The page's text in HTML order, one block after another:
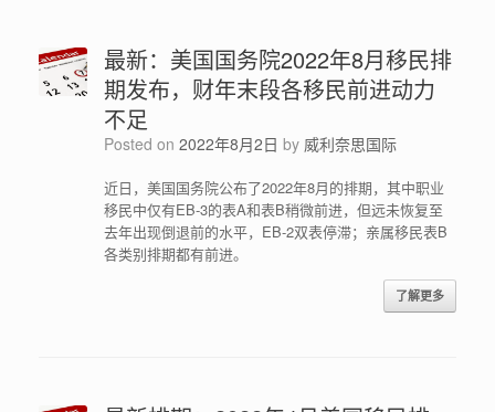
最新：美国国务院2022年8月移民排
期发布，财年末段各移民前进动力
不足
Posted on 2022年8月2日 by 威利奈思国际
近日，美国国务院公布了2022年8月的排期，其中职业
移民中仅有EB-3的表A和表B稍微前进，但远未恢复至
去年出现倒退前的水平，EB-2双表停滞；亲属移民表B
各类别排期都有前进。
了解更多